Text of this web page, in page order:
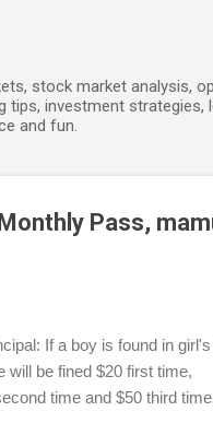
stock market analysis,
investment
and fun.
Pass,
If a boy is found in
will be fined $20 first time,
time and $50 third